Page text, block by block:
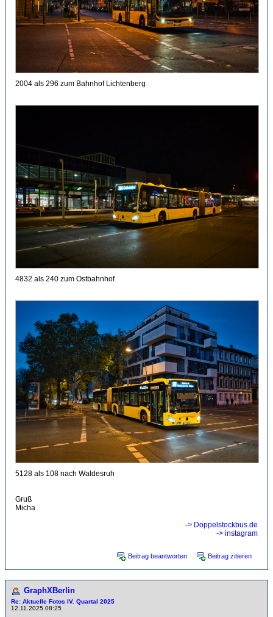
2004 als 296 zum Bahnhof Lichtenberg
4832 als 240 zum Ostbahnhof
5128 als 108 nach Waldesruh
Gruß
Micha
-> Doppelstockbus.de
-> instagram
Beitrag beantworten Beitrag zitieren
GraphXBerlin
Re: Aktuelle Fotos IV. Quartal 2025
12.11.2025 08:25